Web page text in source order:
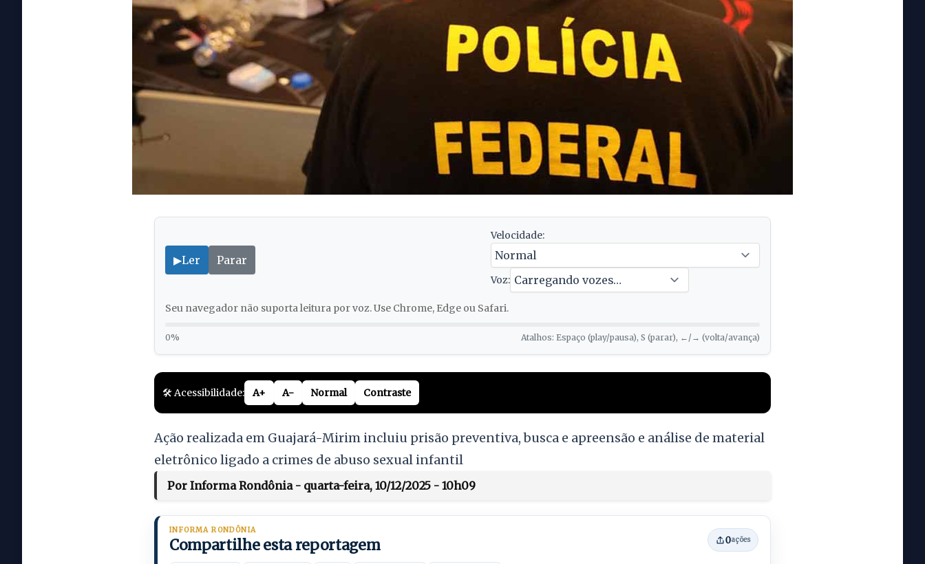
▶Ler Parar
Velocidade:
Voz:
Seu navegador não suporta leitura por voz. Use Chrome, Edge ou Safari.
0% Atalhos: Espaço (play/pausa), S (parar), ←/→ (volta/avança)
🛠️ Acessibilidade: A+ A- Normal Contraste
Ação realizada em Guajará-Mirim incluiu prisão preventiva, busca e apreensão e análise de material
eletrônico ligado a crimes de abuso sexual infantil
Por Informa Rondônia - quarta-feira, 10/12/2025 - 10h09
INFORMA RONDÔNIA
Compartilhe esta reportagem 0ações